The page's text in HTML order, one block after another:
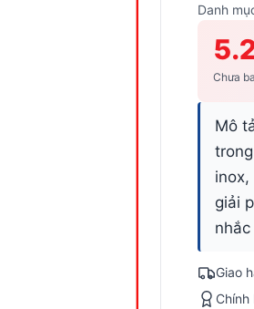
Danh
Chưa
Mô
giải
Giao
Chính